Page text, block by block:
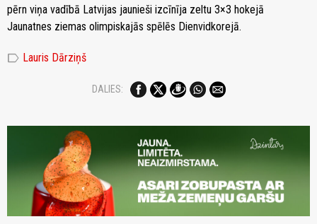
pērn viņa vadībā Latvijas jaunieši izcīnīja zeltu 3×3 hokejā
Jaunatnes ziemas olimpiskajās spēlēs Dienvidkorejā.
label Lauris Dārziņš
DALIES: